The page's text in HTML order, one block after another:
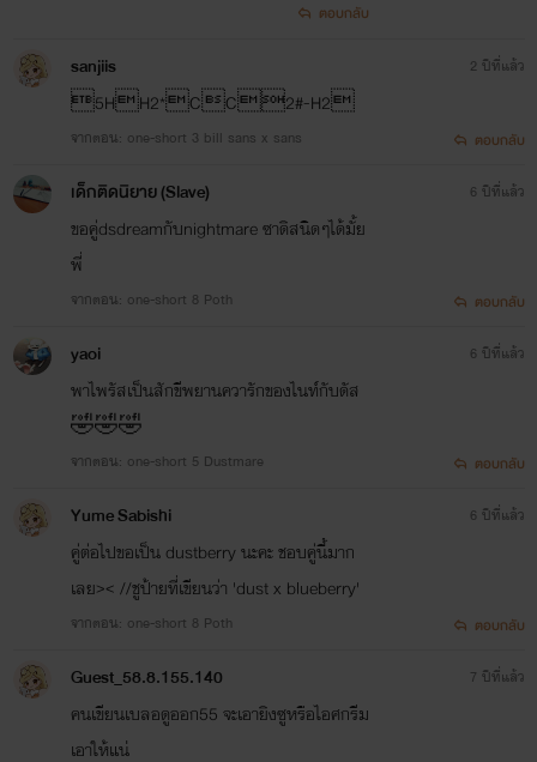
ตอบกลับ
sanjiis
5HH2*CC2#-H2
จากตอน: one-short 3 bill sans x sans
2 ปีที่แล้ว
ตอบกลับ
เด็กติดนิยาย (Slave)
ขอคู่dsdreamกับnightmare ซาดิสนิดๆได้มั้ย
พี่
จากตอน: one-short 8 Poth
6 ปีที่แล้ว
ตอบกลับ
yaoi
พาไพรัสเป็นสักขีพยานควารักของไนท์กับดัส
🤣🤣🤣
จากตอน: one-short 5 Dustmare
6 ปีที่แล้ว
ตอบกลับ
Yume Sabishi
คู่ต่อไปขอเป็น dustberry นะคะ ชอบคู่นี้มาก
เลย>< //ชูป้ายที่เขียนว่า 'dust x blueberry'
จากตอน: one-short 8 Poth
6 ปีที่แล้ว
ตอบกลับ
Guest_58.8.155.140
คนเขียนเบลอดูออก55 จะเอายิงซูหรือไอศกรีม
เอาให้แน่
7 ปีที่แล้ว